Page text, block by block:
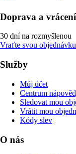
Doprava a vrácení
30 dní na rozmyšlenou
Vraťte svou objednávku
Služby
Můj účet
Centrum
Sledovat mou
Vrátit mou
Kódy slev
O nás